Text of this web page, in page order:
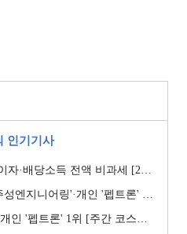
인기기사
득 전액 비과세 [2026 세제개편안]
' 1위 [주간 코스닥 순매수- 2026년 7월27일~7월31일]
주간 코스닥 순매수- 2026년 7월6일~7월10일]